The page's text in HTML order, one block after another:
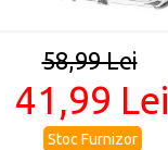
58,99 Lei
41,99 Lei
Stoc Furnizor